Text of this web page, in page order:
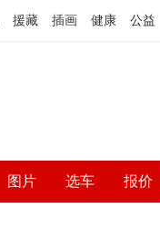
援藏 插画 健康 公益
图片 选车 报价